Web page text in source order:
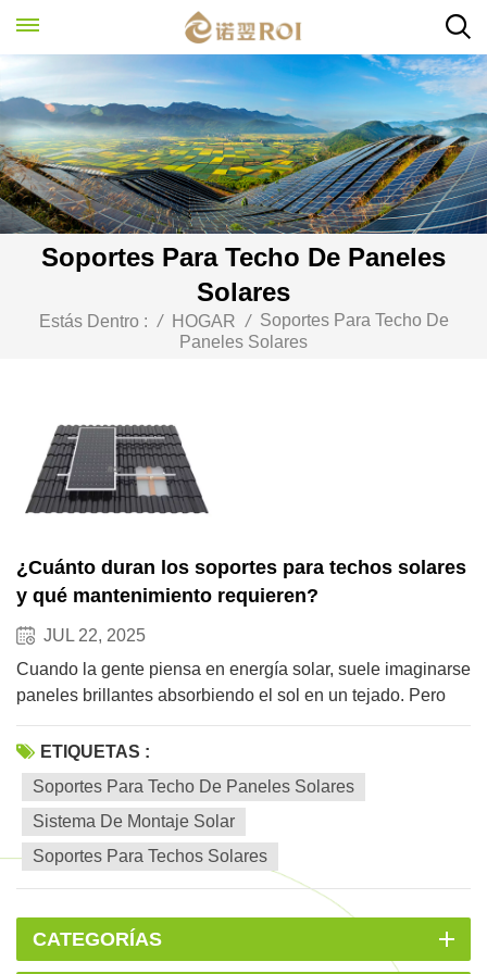
Soportes Para Techo De Paneles
Solares
Estás Dentro : / HOGAR /
Soportes Para Techo De
Paneles Solares
¿Cuánto duran los soportes para techos solares
y qué mantenimiento requieren?
JUL 22, 2025
Cuando la gente piensa en energía solar, suele imaginarse
paneles brillantes absorbiendo el sol en un tejado. Pero
hay un héroe menos glamoroso que lo mantiene todo
unido: el soportes de techo para paneles solaresNo es
llamativo, pero es la columna vertebral de toda la
operación. Y, como cualquier estructura expuesta a la
intemperie, plantea dos preguntas importantes: ¿cuánto
durará y qué tipo de mantenimiento necesita? Están
hechos para perdurar, ¿pero por cuánto tiempo?Un bien
hecho sistema de montaje solarLos paneles solares,
especialmente los fabricados con aluminio de alta calidad
o acero inoxidable, pueden durar fácilmente entre 25 y 30
ETIQUETAS :
Soportes Para Techo De Paneles Solares
Sistema De Montaje Solar
Soportes Para Techos Solares
CATEGORÍAS